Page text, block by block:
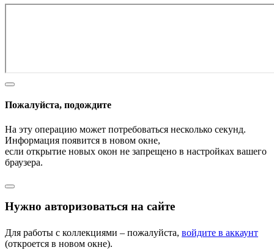
Пожалуйста, подождите
На эту операцию может потребоваться несколько секунд.
Информация появится в новом окне,
если открытие новых окон не запрещено в настройках вашего
браузера.
Нужно авторизоваться на сайте
Для работы с коллекциями – пожалуйста, войдите в аккаунт
(откроется в новом окне).